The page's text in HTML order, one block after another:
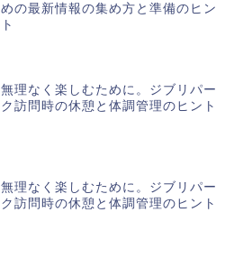
めの最新情報の集め方と準備のヒン
ト
無理なく楽しむために。ジブリパー
ク訪問時の休憩と体調管理のヒント
無理なく楽しむために。ジブリパー
ク訪問時の休憩と体調管理のヒント